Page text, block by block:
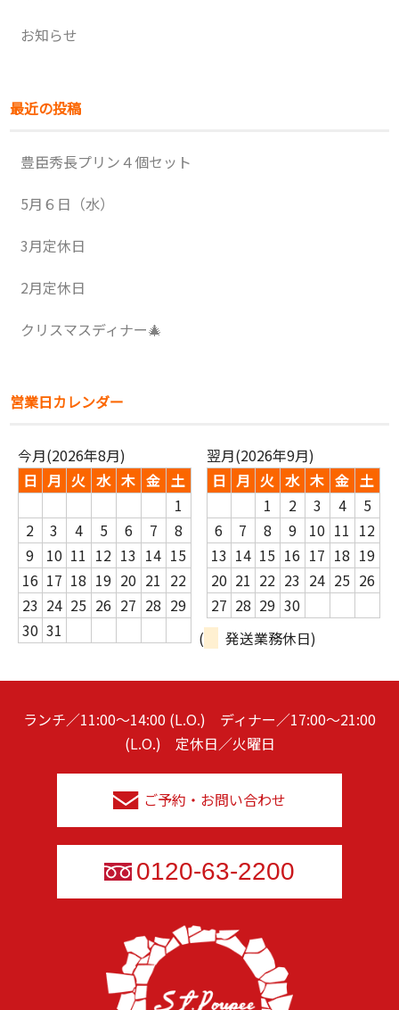
お知らせ
最近の投稿
豊臣秀長プリン４個セット
5月６日（水）
3月定休日
2月定休日
クリスマスディナー🎄
営業日カレンダー
今月(2026年8月)
日 月 火 水 木 金 土
1
2
3 4 5 6 7
8
9
10 11 12 13 14 15
16 17 18 19 20 21 22
23 24 25 26 27 28 29
30 31
翌月(2026年9月)
日 月 火 水 木 金 土
1
2 3 4
5
6
7 8 9 10 11 12
13 14 15 16 17 18 19
20 21 22 23 24 25 26
27 28 29 30
(
発送業務休日)
ランチ／11:00～14:00 (L.O.) ディナー／17:00～21:00
(L.O.) 定休日／火曜日
ご予約・お問い合わせ
0120-63-2200